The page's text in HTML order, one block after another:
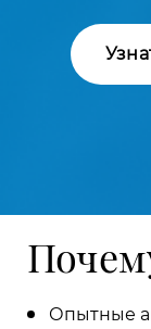
Опытные